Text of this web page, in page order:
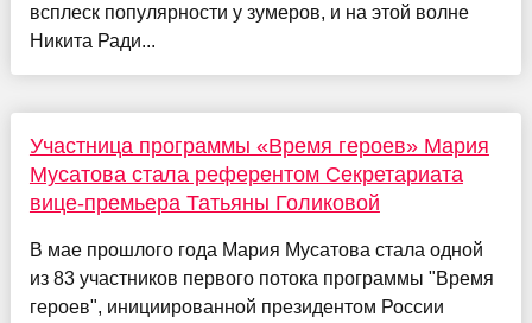
всплеск популярности у зумеров, и на этой волне
Никита Ради...
Участница программы «Время героев» Мария
Мусатова стала референтом Секретариата
вице-премьера Татьяны Голиковой
В мае прошлого года Мария Мусатова стала одной
из 83 участников первого потока программы "Время
героев", инициированной президентом России